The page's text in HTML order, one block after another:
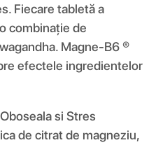
Fiecare tabletă a
combinație de
Magne-B6 ®
efectele ingredientelor
si Stres
de citrat de magneziu,